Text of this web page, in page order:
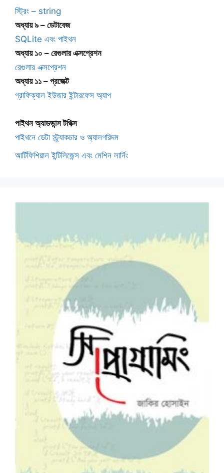
স্ট্রিং – string
অধ্যায় ৯ – ডেটাবেজ
SQLite এবং পাইথন
অধ্যায় ১০ – রেগুলার এক্সপ্রেশন
রেগুলার এক্সপ্রেশন
অধ্যায় ১১ – প্রজেক্ট
গ্রাফিক্যাল ইউজার ইন্টারফেস অ্যাপ
পাইথন অ্যাডভান্স টপিক্স
পাইথনে ডেটা স্ট্র্যাকচার ও অ্যালগরিদম
আর্টিফিশিয়াল ইন্টিলিজেন্স এবং মেশিন লার্নিং